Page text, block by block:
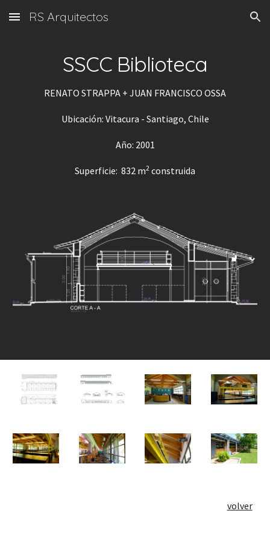
Skip to main content Skip to navigation
RS Arquitectos
SSCC Biblioteca
RENATO STRAPPA + JUAN FRANCISCO OSSA
Ubicación: Vitacura - Santiago, Chile
Año: 2001
Superficie:  832 m2 construida
volver